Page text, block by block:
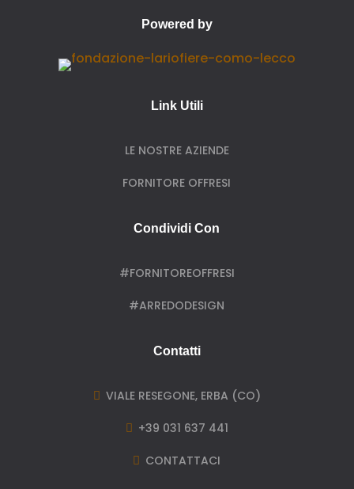
Powered by
Link Utili
LE NOSTRE AZIENDE
FORNITORE OFFRESI
Condividi Con
#FORNITOREOFFRESI
#ARREDODESIGN
Contatti
 VIALE RESEGONE, ERBA (CO)
 +39 031 637 441
 CONTATTACI